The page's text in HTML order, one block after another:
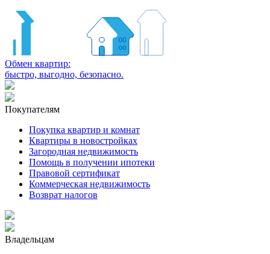
Обмен квартир:
быстро, выгодно, безопасно.
Покупателям
Покупка квартир и комнат
Квартиры в новостройках
Загородная недвижимость
Помощь в получении ипотеки
Правовой сертификат
Коммерческая недвижимость
Возврат налогов
Владельцам